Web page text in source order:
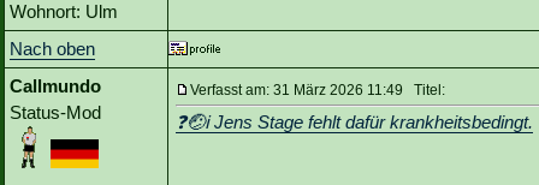
Wohnort: Ulm
Nach oben
Callmundo
Status-Mod
Verfasst am: 31 März 2026 11:49 Titel:
❓🤕ℹ️ Jens Stage fehlt dafür krankheitsbedingt.